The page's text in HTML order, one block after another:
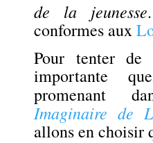
de la jeunesse
conformes aux
Pour tenter de
importante
promenant
Imaginaire de
allons en choisir